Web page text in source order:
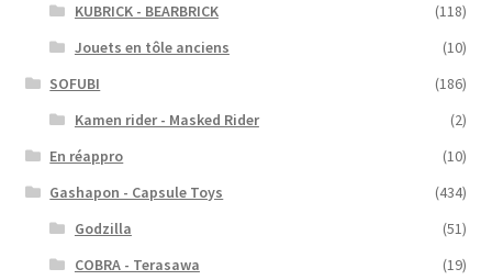
KUBRICK - BEARBRICK
(118)
Jouets en tôle anciens
(10)
SOFUBI
(186)
Kamen rider - Masked Rider
(2)
En réappro
(10)
Gashapon - Capsule Toys
(434)
Godzilla
(51)
COBRA - Terasawa
(19)